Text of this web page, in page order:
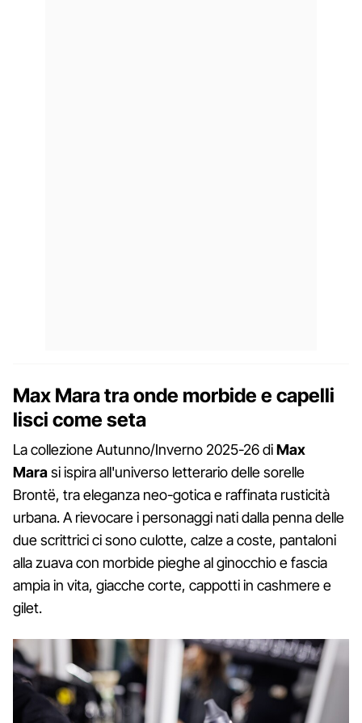
Max Mara tra onde morbide e capelli
lisci come seta
La collezione Autunno/Inverno 2025-26 diMax
Marasi ispira all'universo letterario delle sorelle
Brontë, tra eleganza neo-gotica e raffinata rusticità
urbana. A rievocare i personaggi nati dalla penna delle
due scrittrici ci sono culotte, calze a coste, pantaloni
alla zuava con morbide pieghe al ginocchio e fascia
ampia in vita, giacche corte, cappotti in cashmere e
gilet.